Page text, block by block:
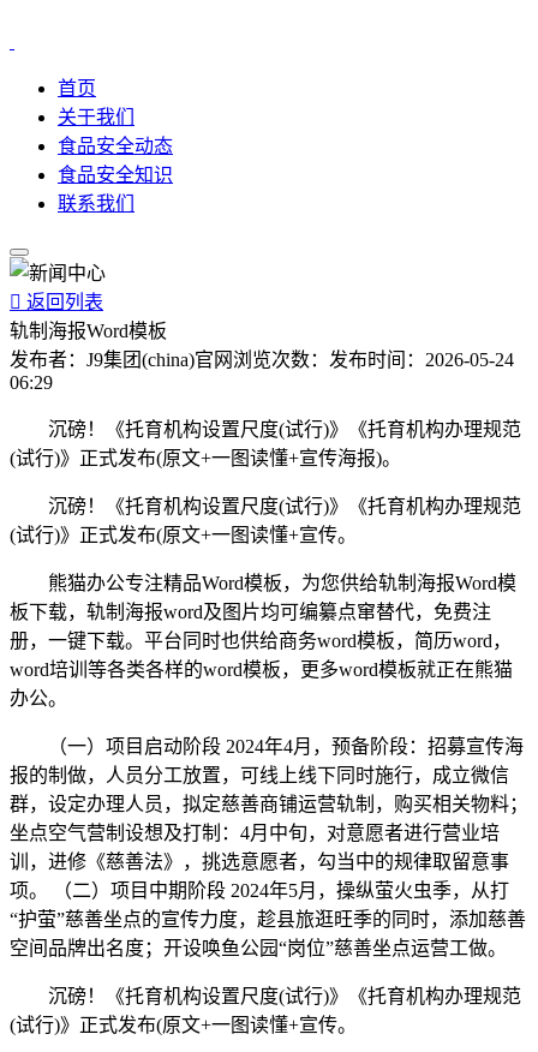
首页
关于我们
食品安全动态
食品安全知识
联系我们
 返回列表
轨制海报Word模板
发布者： J9集团(china)官网 浏览次数： 发布时间： 2026-05-24
06:29
沉磅！《托育机构设置尺度(试行)》《托育机构办理规范
(试行)》正式发布(原文+一图读懂+宣传海报)。
沉磅！《托育机构设置尺度(试行)》《托育机构办理规范
(试行)》正式发布(原文+一图读懂+宣传。
熊猫办公专注精品Word模板，为您供给轨制海报Word模
板下载，轨制海报word及图片均可编纂点窜替代，免费注
册，一键下载。平台同时也供给商务word模板，简历word，
word培训等各类各样的word模板，更多word模板就正在熊猫
办公。
（一）项目启动阶段 2024年4月，预备阶段：招募宣传海
报的制做，人员分工放置，可线上线下同时施行，成立微信
群，设定办理人员，拟定慈善商铺运营轨制，购买相关物料；
坐点空气营制设想及打制：4月中旬，对意愿者进行营业培
训，进修《慈善法》，挑选意愿者，勾当中的规律取留意事
项。 （二）项目中期阶段 2024年5月，操纵萤火虫季，从打
“护萤”慈善坐点的宣传力度，趁县旅逛旺季的同时，添加慈善
空间品牌出名度；开设唤鱼公园“岗位”慈善坐点运营工做。
沉磅！《托育机构设置尺度(试行)》《托育机构办理规范
(试行)》正式发布(原文+一图读懂+宣传。